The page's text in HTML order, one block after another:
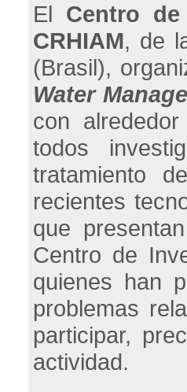
El Centro
CRHIAM, de
(Brasil),
Water
con
todos
tratamiento
recientes
que
Centro de
quienes han
problemas
participar,
actividad.